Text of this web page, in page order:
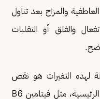
والمزاج بعد تناول
والقلق أو التقلبات
لهذه التغيرات هو نقص
أساسي في أحد العناصر الغذائية الرئيسية، مثل فيتامين B6